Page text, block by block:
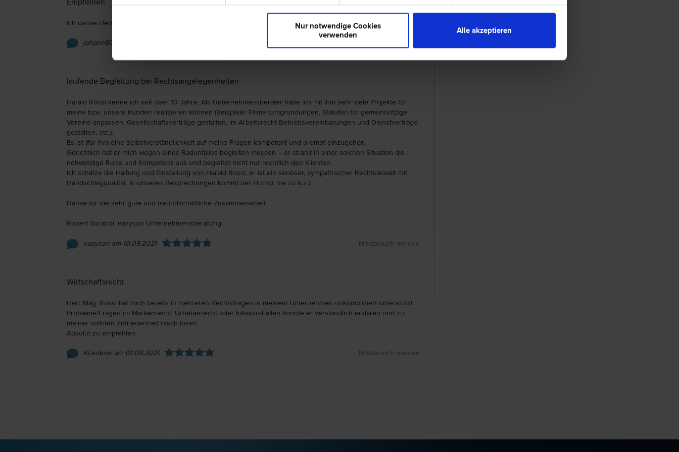
Nur notwendige Cookies
verwenden
Alle akzeptieren
Empfehlen
Ich danke Herrn mag. Rossi für seine hervorragende Hilfe. Anita Raith
johann601948 am 17.09.2021
laufende Begleitung bei Rechtsangelegenheiten
Harald Rossi kenne ich seit über 10 Jahre. Als Unternehmensberater habe ich mit ihm sehr viele Projekte für
meine bzw. unsere Kunden realisieren können (Beispiele: Firmenumgründungen, Statuten für gemeinnützige
Vereine anpassen, Gesellschaftsverträge gestalten, im Arbeitsrecht Betriebsvereinbarungen und Dienstverträge
gestalten, etc.).
Es ist (für ihn) eine Selbstverständlichkeit auf meine Fragen kompetent und prompt einzugehen.
Gerichtlich hat er mich wegen eines Radunfalles begleiten müssen – er strahlt in einer solchen Situation die
notwendige Ruhe und Kompetenz aus und begleitet nicht nur rechtlich den Klienten.
Ich schätze die Haltung und Einstellung von Harald Rossi, er ist ein seriöser, sympathischer Rechtsanwalt mit
Handschlagqualität. In unseren Besprechungen kommt der Humor nie zu kurz.
Danke für die sehr gute und freundschaftliche Zusammenarbeit.
Robert Soratroi, easycon Unternehmensberatung
easycon am 10.09.2021 Missbrauch melden
Wirtschaftsrecht
Herr Mag. Rossi hat mich bereits in mehreren Rechtsfragen in meinem Unternehmen unkompliziert unterstützt.
Probleme/Fragen im Markenrecht, Urheberrecht oder Inkasso-Fällen konnte er verständlich erklären und zu
meiner vollsten Zufriedenheit rasch lösen.
Absolut zu empfehlen.
KLederer am 01.09.2021 Missbrauch melden